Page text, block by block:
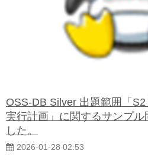
OSS-DB Silver 出題範囲「
実行計画」に関するサンプル
した。
2026-01-28 02:53